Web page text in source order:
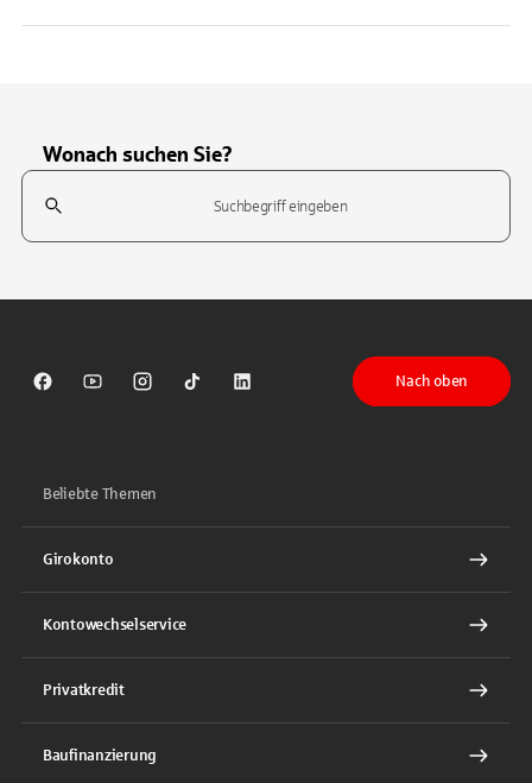
Wonach suchen Sie?
Suchfeld
Sparkasse auf Facebook
Sparkasse auf Youtube
Sparkasse auf Instagram
Sparkasse auf TikTok
Sparkasse auf LinkedIn
Nach oben
Beliebte Themen
Girokonto
Kontowechselservice
Privatkredit
Baufinanzierung